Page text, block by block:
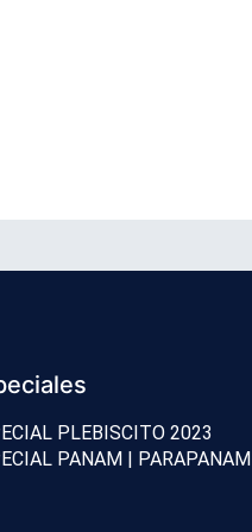
PLEBISCITO 2023
PANAM | PARAPANAM